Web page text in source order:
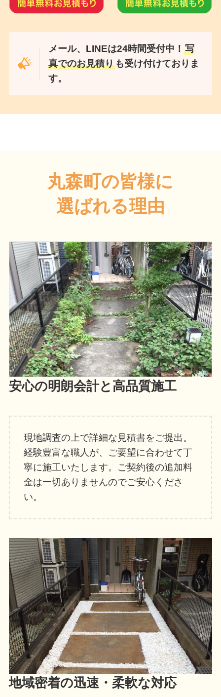
メール、LINEは24時間受付中！ 写
真でのお見積りも受け付けておりま
す。
丸森町の皆様に
選ばれる理由
安心の明朗会計と高品質施工
現地調査の上で詳細な見積書をご提出。
経験豊富な職人が、ご要望に合わせて丁
寧に施工いたします。ご契約後の追加料
金は一切ありませんのでご安心くださ
い。
地域密着の迅速・柔軟な対応